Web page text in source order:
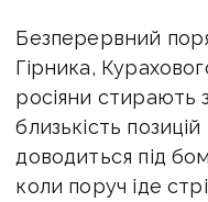
Безперервний
Гірника,
росіяни стирають
близькість
доводиться під
коли поруч іде